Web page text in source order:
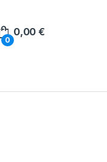
0
0,00€